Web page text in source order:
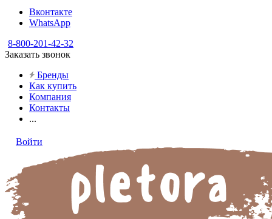
Вконтакте
WhatsApp
8-800-201-42-32
Заказать звонок
Бренды
Как купить
Компания
Контакты
...
Войти